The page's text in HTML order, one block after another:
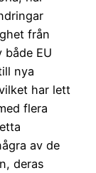
från
både EU
nya
har lett
flera
av de
deras